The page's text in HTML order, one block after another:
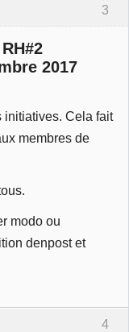
3
2017
initiatives. Cela fait
membres de
modo ou
denpost et
4